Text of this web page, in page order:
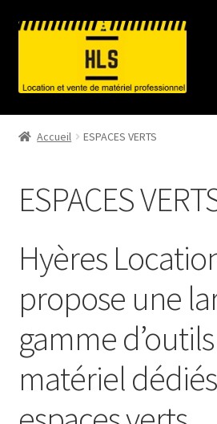
Aller
navigation
Aller
HLS-ACCUEIL
VENTE MATERIEL
PARTENAIRES
Accueil ESPACES VERTS
ESPACES
Hyères
propose une
gamme
matériel